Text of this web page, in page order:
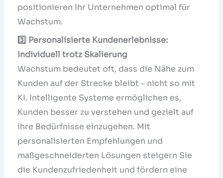
positionieren Ihr Unternehmen optimal für
Wachstum.
3️⃣ Personalisierte Kundenerlebnisse:
Individuell trotz Skalierung
Wachstum bedeutet oft, dass die Nähe zum
Kunden auf der Strecke bleibt – nicht so mit
KI. Intelligente Systeme ermöglichen es,
Kunden besser zu verstehen und gezielt auf
ihre Bedürfnisse einzugehen. Mit
personalisierten Empfehlungen und
maßgeschneiderten Lösungen steigern Sie
die Kundenzufriedenheit und fördern eine